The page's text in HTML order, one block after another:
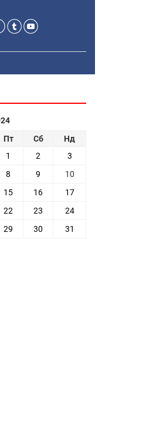
Пт Сб
Нд
1
2
3
8 9
10
15 16
17
22 23
24
29 30
31